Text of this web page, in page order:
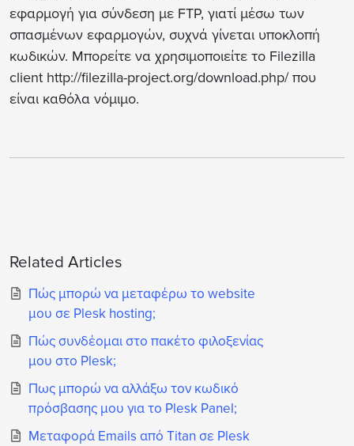
εφαρμογή για σύνδεση με FTP, γιατί μέσω των
σπασμένων εφαρμογών, συχνά γίνεται υποκλοπή
κωδικών. Μπορείτε να χρησιμοποιείτε το Filezilla
client http://filezilla-project.org/download.php/ που
είναι καθόλα νόμιμο.
Related Articles
Πώς μπορώ να μεταφέρω το website
μου σε Plesk hosting;
Πώς συνδέομαι στο πακέτο φιλοξενίας
μου στο Plesk;
Πως μπορώ να αλλάξω τον κωδικό
πρόσβασης μου για το Plesk Panel;
Μεταφορά Emails από Titan σε Plesk